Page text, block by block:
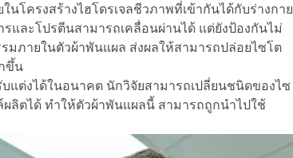
โครงสร้างไฮโดรเจลชีวภาพที่เข้ากันได้กับร่างกาย
และโปรตีนสามารถเคลื่อนผ่านได้ แต่ยังป้องกันไม่
มภายในตัวผ้าพันแผล ส่งผลให้สามารถปล่อยไซโต
ขึ้น
แต่งได้ในอนาคต นักวิจัยสามารถเปลี่ยนชนิดของไซ
ลิตได้ ทำให้ตัวผ้าพันแผลนี้ สามารถถูกนำไปใช้